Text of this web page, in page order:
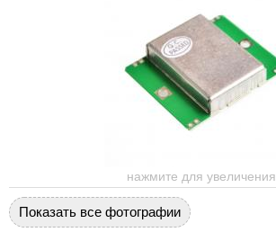
нажмите для увеличения
Показать все фотографии